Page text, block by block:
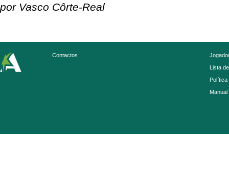
por Vasco Côrte-Real
Contactos
Lista
Política